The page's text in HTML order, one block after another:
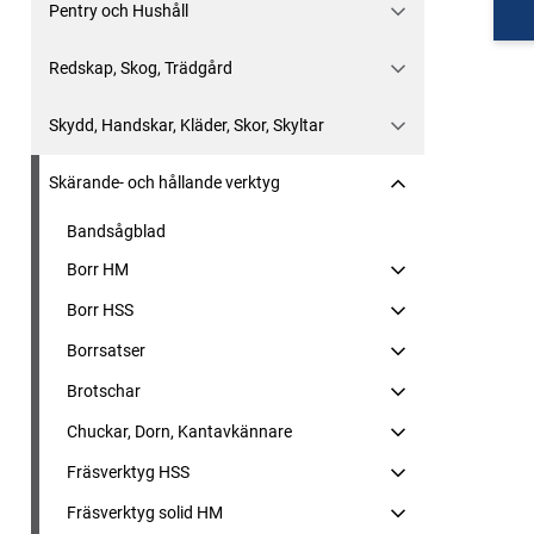
Pentry och Hushåll
Redskap, Skog, Trädgård
Skydd, Handskar, Kläder, Skor, Skyltar
Skärande- och hållande verktyg
Bandsågblad
Borr HM
Borr HSS
Borrsatser
Brotschar
Chuckar, Dorn, Kantavkännare
Fräsverktyg HSS
Fräsverktyg solid HM